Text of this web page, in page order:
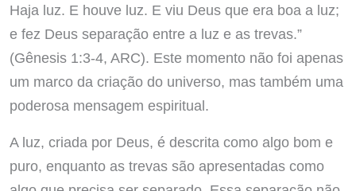
Haja luz. E houve luz. E viu Deus que era boa a luz;
e fez Deus separação entre a luz e as trevas.”
(Gênesis 1:3-4, ARC). Este momento não foi apenas
um marco da criação do universo, mas também uma
poderosa mensagem espiritual.
A luz, criada por Deus, é descrita como algo bom e
puro, enquanto as trevas são apresentadas como